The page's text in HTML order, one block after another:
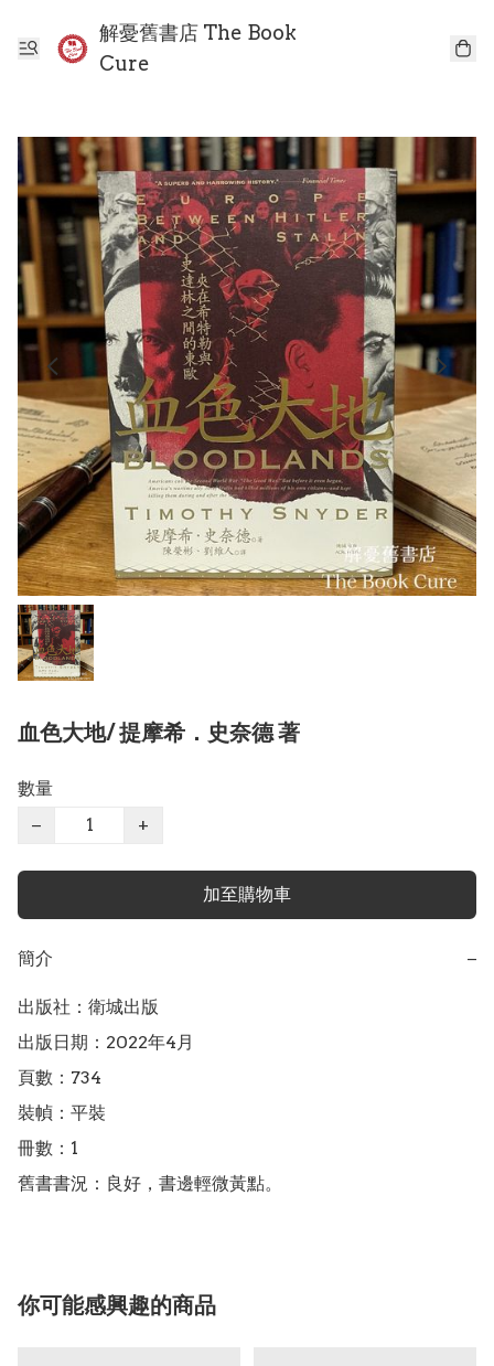
解憂舊書店 The Book
Cure
血色大地/ 提摩希．史奈德 著
數量
−
+
加至購物車
簡介 −
出版社：衛城出版
出版日期：2022年4月
頁數：734
裝幀：平裝
冊數：1
舊書書況：良好，書邊輕微黃點。
你可能感興趣的商品